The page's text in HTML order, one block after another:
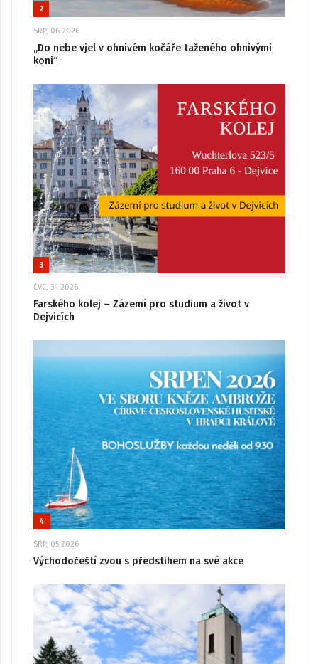
2
SRP, 06 2026
„Do nebe vjel v ohnivém kočáře taženého ohnivými
koni“
3
ČVC, 31 2026
Farského kolej – Zázemí pro studium a život v
Dejvicích
4
SRP, 05 2026
Východočeští zvou s předstihem na své akce